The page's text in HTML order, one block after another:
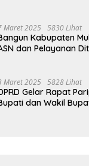
Maret 2025 5830 Lihat
Kabupaten
dan Pelayanan
Maret 2025 5828 Lihat
Gelar Rapat
dan Wakil